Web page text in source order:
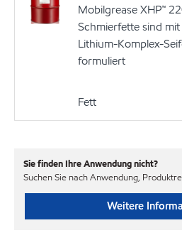
Mobilgrease XHP™
Schmierfette sind
Lithium-Komplex-
formuliert
Fett
Sie finden Ihre Anwendung nicht?
Suchen Sie nach Anwendung,
Weitere